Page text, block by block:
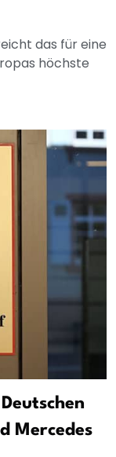
das für eine
höchste
Mercedes